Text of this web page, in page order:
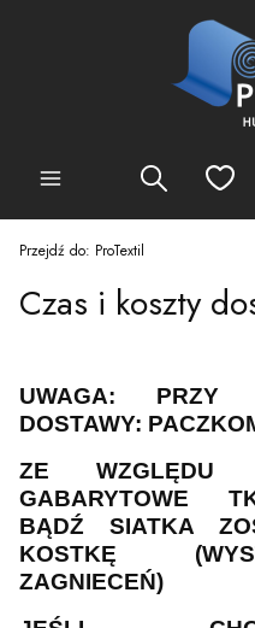
PEŁNA OFERTA Szukaj
Przejdź do: ProTextil
Czas i koszty
UWAGA: PRZY
DOSTAWY:
ZE WZGLĘDU
GABARYTOWE
BĄDŹ SIATKA
KOSTKĘ
ZAGNIECEŃ)